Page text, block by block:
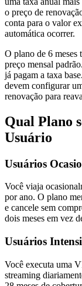
o preço de
conta para o valor
automática ocorrer.
O plano de 6 meses
preço mensal
já pagam a taxa
devem configurar
renovação para
Qual Plano
Usuário
Usuários
Você viaja
por ano. O plano
e cancele sem
dois meses em vez
Usuários
Você executa uma
streaming